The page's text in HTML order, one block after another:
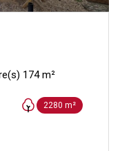
Maison 6 pièce(s) 4 chambre(s) 174 m²
2280 m²